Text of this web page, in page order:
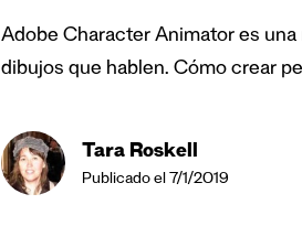
Adobe Character Animator es
dibujos que hablen. Cómo crear
Tara Roskell
Publicado el 7/1/2019